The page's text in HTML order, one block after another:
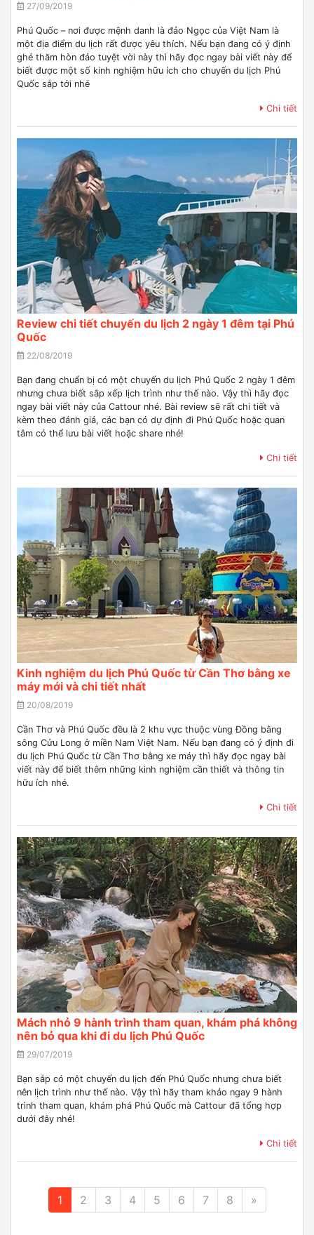
27/09/2019
Phú Quốc – nơi được mệnh danh là đảo Ngọc của Việt Nam là
một địa điểm du lịch rất được yêu thích. Nếu bạn đang có ý định
ghé thăm hòn đảo tuyệt vời này thì hãy đọc ngay bài viết này để
biết được một số kinh nghiệm hữu ích cho chuyến du lịch Phú
Quốc sắp tới nhé
Chi tiết
Review chi tiết chuyến du lịch 2 ngày 1 đêm tại Phú
Quốc
22/08/2019
Bạn đang chuẩn bị có một chuyến du lịch Phú Quốc 2 ngày 1 đêm
nhưng chưa biết sắp xếp lịch trình như thế nào. Vậy thì hãy đọc
ngay bài viết này của Cattour nhé. Bài review sẽ rất chi tiết và
kèm theo đánh giá, các bạn có dự định đi Phú Quốc hoặc quan
tâm có thể lưu bài viết hoặc share nhé!
Chi tiết
Kinh nghiệm du lịch Phú Quốc từ Cần Thơ bằng xe
máy mới và chi tiết nhất
20/08/2019
Cần Thơ và Phú Quốc đều là 2 khu vực thuộc vùng Đồng bằng
sông Cửu Long ở miền Nam Việt Nam. Nếu bạn đang có ý định đi
du lịch Phú Quốc từ Cần Thơ bằng xe máy thì hãy đọc ngay bài
viết này để biết thêm những kinh nghiệm cần thiết và thông tin
hữu ích nhé.
Chi tiết
Mách nhỏ 9 hành trình tham quan, khám phá không
nên bỏ qua khi đi du lịch Phú Quốc
29/07/2019
Bạn sắp có một chuyến du lịch đến Phú Quốc nhưng chưa biết
nên lịch trình như thế nào. Vậy thì hãy tham khảo ngay 9 hành
trình tham quan, khám phá Phú Quốc mà Cattour đã tổng hợp
dưới đây nhé!
Chi tiết
1 2 3 4 5 6 7 8 »